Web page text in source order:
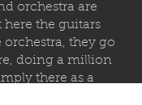
orchestra are
here the guitars
they go
doing a million
there as a